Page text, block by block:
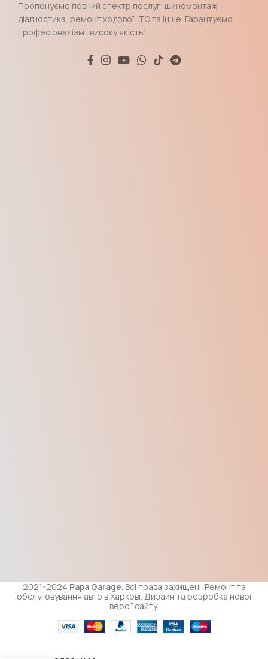
Пропонуємо повний спектр послуг: шиномонтаж,
діагностика, ремонт ходової, ТО та інше. Гарантуємо
професіоналізм і високу якість!
2021-2024 Papa Garage. Всі права захищені. Ремонт та
обслуговування авто в Харкові. Дизайн та розробка нової
версії сайту.
Тяга